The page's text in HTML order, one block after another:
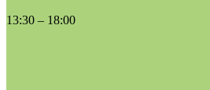
13:30 – 18:00